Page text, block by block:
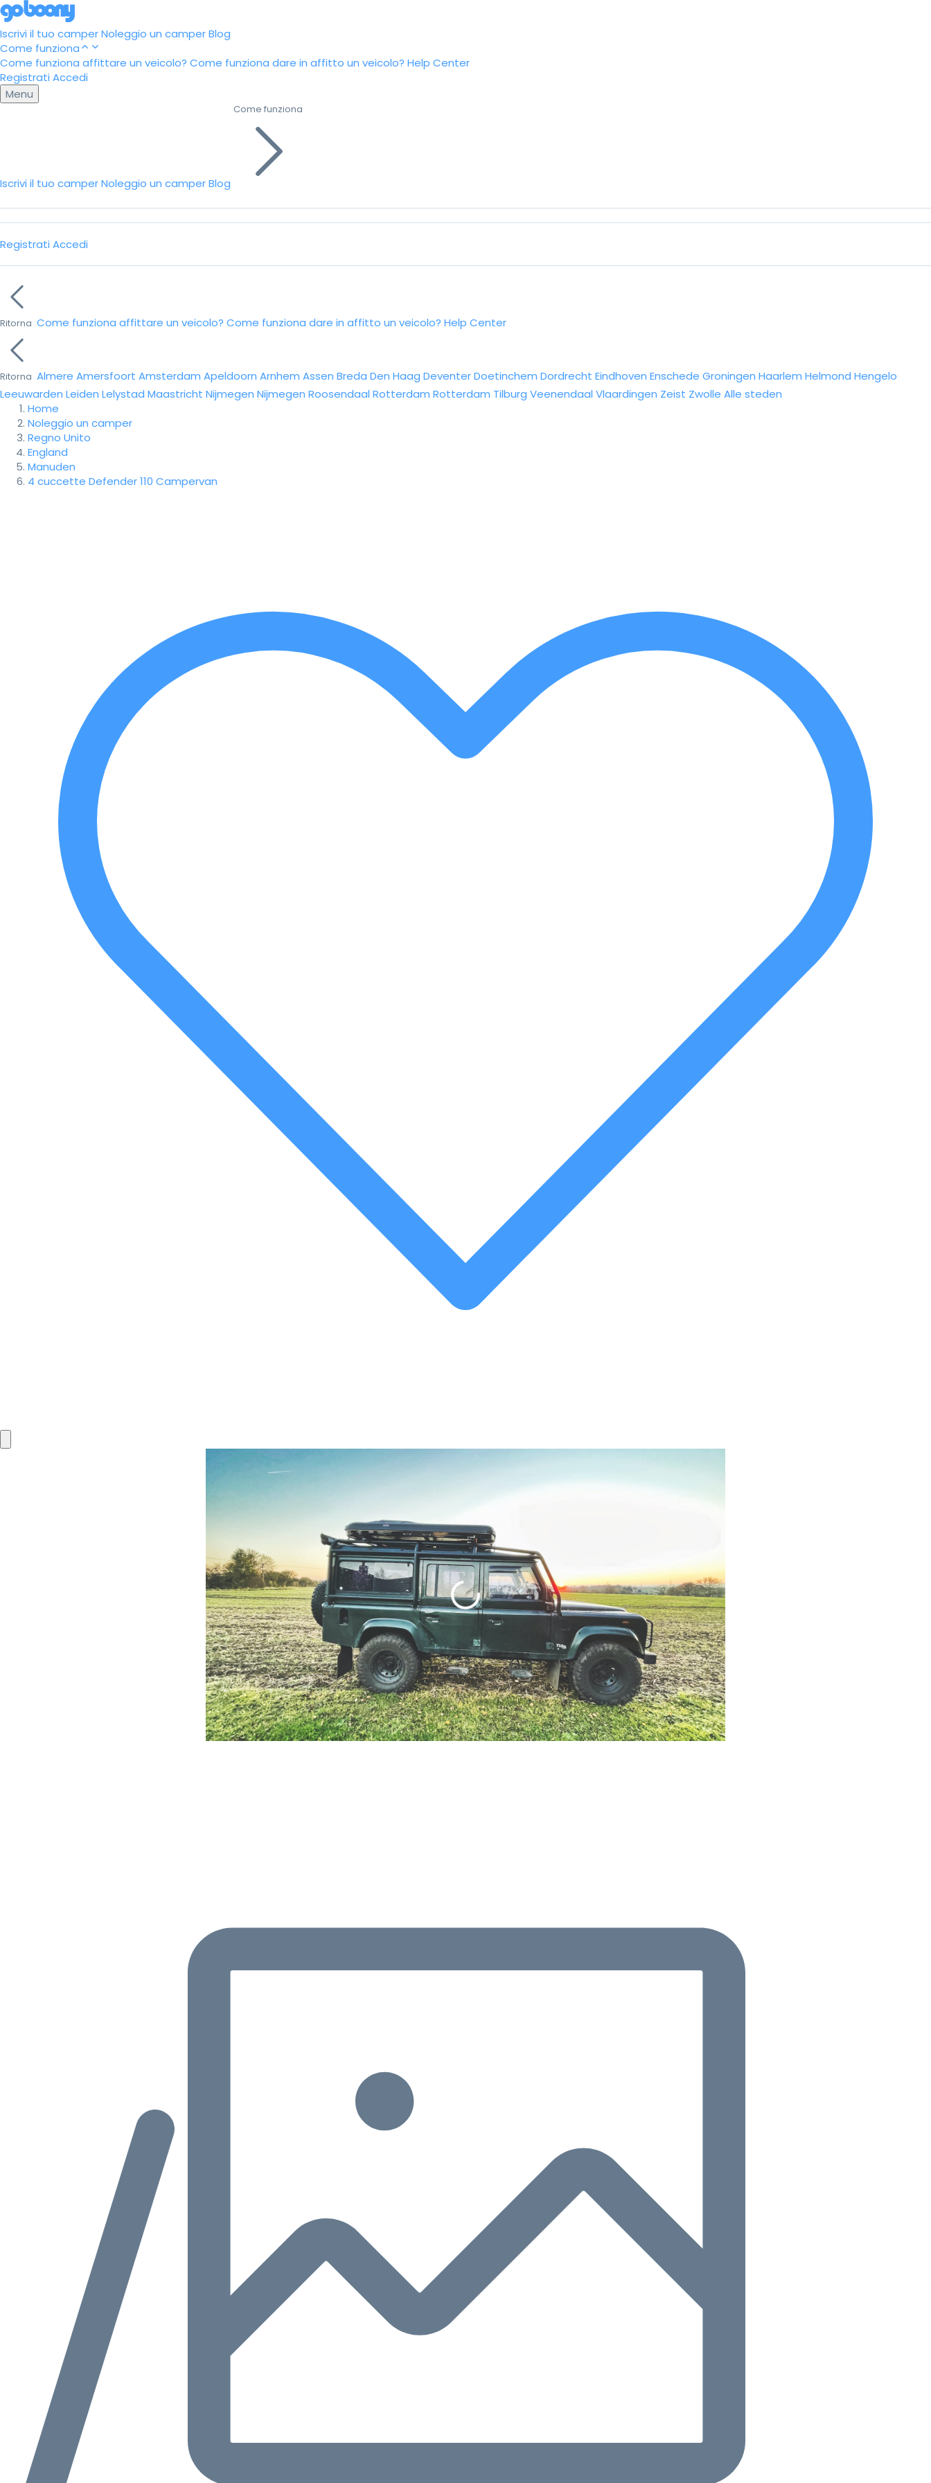
Iscrivi il tuo camperNoleggio un camperBlog
Come funziona
Come funziona affittare un veicolo? Come funziona dare in affitto un veicolo? Help Center
Registrati Accedi
Menu
Iscrivi il tuo camperNoleggio un camperBlog
Come funziona
Registrati Accedi
Ritorna Come funziona affittare un veicolo? Come funziona dare in affitto un veicolo? Help Center
Ritorna Almere Amersfoort Amsterdam Apeldoorn Arnhem Assen Breda Den Haag DeventerDoetinchem Dordrecht Eindhoven Enschede Groningen Haarlem Helmond Hengelo
Leeuwarden Leiden Lelystad Maastricht Nijmegen Nijmegen Roosendaal Rotterdam Rotterdam Tilburg Veenendaal Vlaardingen Zeist Zwolle Alle steden
Home
Noleggio un camper
Regno Unito
England
Manuden
4 cuccette Defender 110 Campervan